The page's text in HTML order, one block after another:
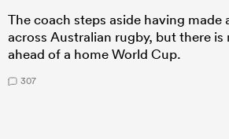
The coach steps aside having made
across Australian rugby, but there
ahead of a home World Cup.
307